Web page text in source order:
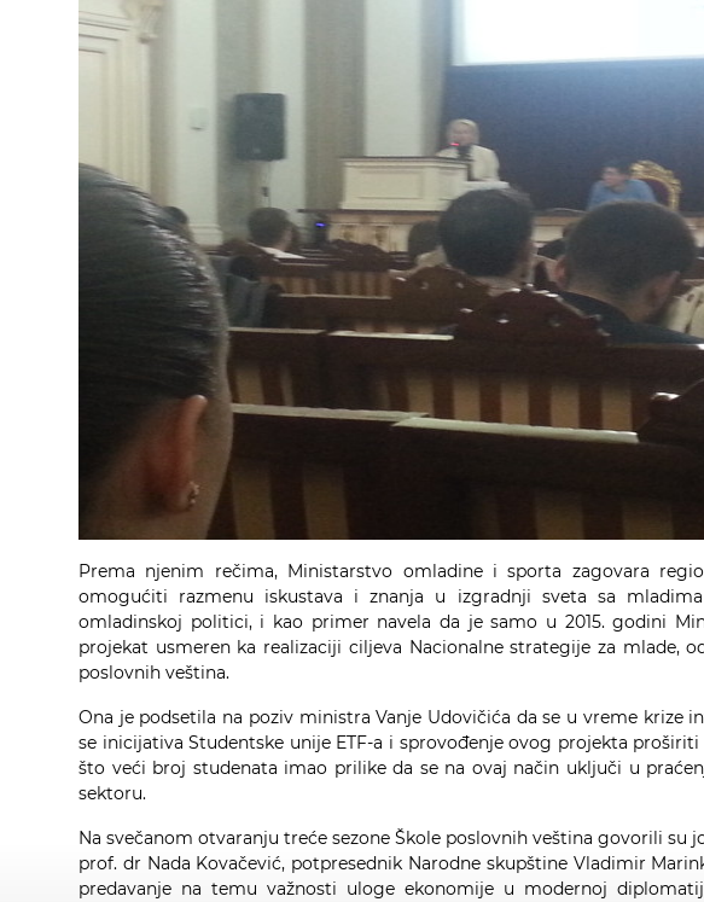
Prema njenim rečima, Ministarstvo omladine i sporta zagovara
omogućiti razmenu iskustava i znanja u izgradnji sveta sa
omladinskoj politici, i kao primer navela da je samo u 2015. godini
projekat usmeren ka realizaciji ciljeva Nacionalne strategije za mlade,
poslovnih veština.
Ona je podsetila na poziv ministra Vanje Udovičića da se u vreme krize
se inicijativa Studentske unije ETF-a i sprovođenje ovog projekta
što veći broj studenata imao prilike da se na ovaj način uključi u
sektoru.
Na svečanom otvaranju treće sezone Škole poslovnih veština govorili su
prof. dr Nada Kovačević, potpresednik Narodne skupštine Vladimir
predavanje na temu važnosti uloge ekonomije u modernoj